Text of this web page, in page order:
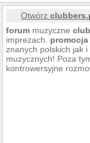
Otwórz
forum muzyczne
imprezach. promocja
znanych polskich jak
muzycznych! Poza
kontrowersyjne